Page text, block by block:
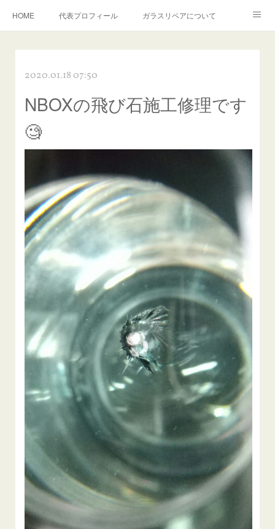
HOME 代表プロフィール ガラスリペアについて
飛び石施工料金について
当店へのアクセス 建築ガラスキズ取り・研磨・磨き
【プロ使用】フッ素系ガラストリートメント『アクアペル』
ガラスリペア施工価格
飛び石ひび割れでヒビ先が伸びた場合は？
2020.01.18 07:50
NBOXの飛び石施工修理です
🧐